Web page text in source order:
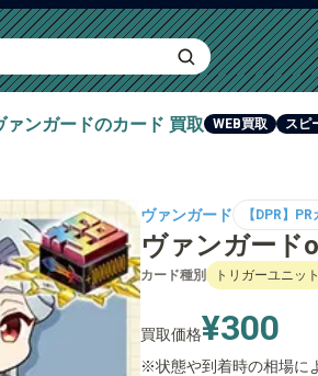
ァンガードのカード 買取 WEB買取 スピ
ヴァンガード 【DPR】
ヴァンガード
カード種別 トリガーユニット
買取価格¥300
状態や到着時の相場に